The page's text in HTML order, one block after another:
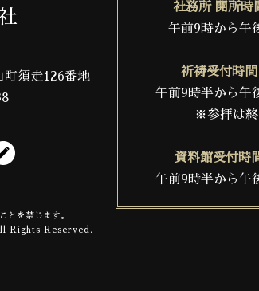
町須走126番地
社務所 開所
午前9時から午
祈祷受付時
午前9時半から午
※参拝は終
資料館受付時
午前9時半から午
とを禁じます。
Rights Reserved.